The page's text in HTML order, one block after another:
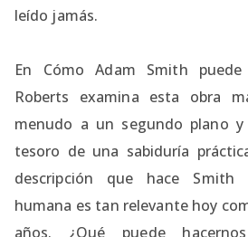
leído jamás.
En Cómo Adam Smith
Roberts examina esta obra
menudo a un segundo plano y
tesoro de una sabiduría
descripción que hace Smith
humana es tan relevante hoy
años. ¿Qué puede